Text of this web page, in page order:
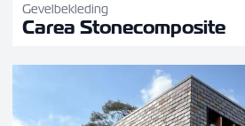
Gevelbekleding
Carea Stonecomposite